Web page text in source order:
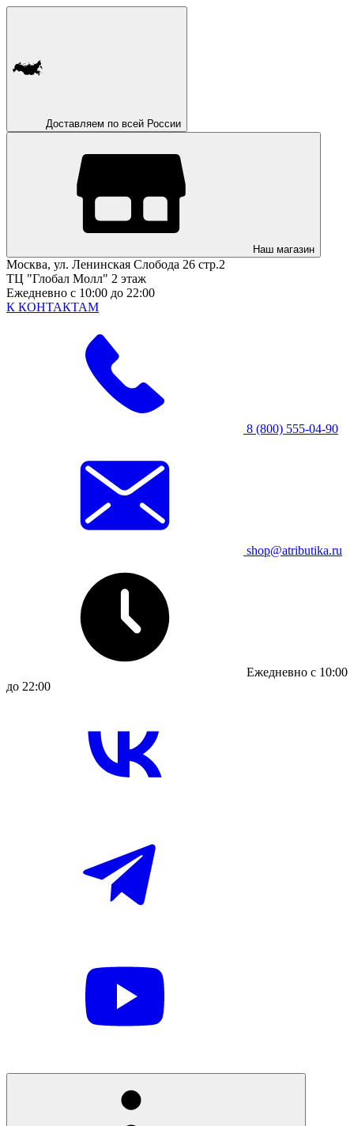
Доставляем по всей России
Наш магазин
Москва, ул. Ленинская Слобода 26 стр.2
ТЦ "Глобал Молл" 2 этаж
Ежедневно с 10:00 до 22:00
К КОНТАКТАМ
8 (800) 555-04-90
shop@atributika.ru
Ежедневно с 10:00
до 22:00